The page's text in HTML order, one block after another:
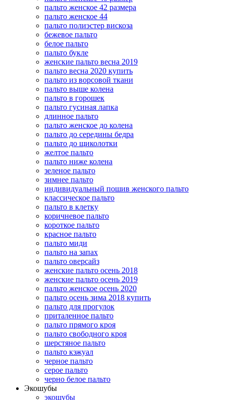
пальто женское 42 размера
пальто женское 44
пальто полиэстер вискоза
бежевое пальто
белое пальто
пальто букле
женские пальто весна 2019
пальто весна 2020 купить
пальто из ворсовой ткани
пальто выше колена
пальто в горошек
пальто гусиная лапка
длинное пальто
пальто женское до колена
пальто до середины бедра
пальто до щиколотки
желтое пальто
пальто ниже колена
зеленое пальто
зимнее пальто
индивидуальный пошив женского пальто
классическое пальто
пальто в клетку
коричневое пальто
короткое пальто
красное пальто
пальто миди
пальто на запах
пальто оверсайз
женские пальто осень 2018
женские пальто осень 2019
пальто женское осень 2020
пальто осень зима 2018 купить
пальто для прогулок
приталенное пальто
пальто прямого кроя
пальто свободного кроя
шерстяное пальто
пальто кэжуал
черное пальто
серое пальто
черно белое пальто
Экошубы
экошубы